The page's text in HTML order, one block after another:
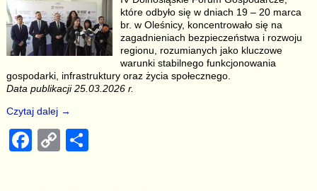
o
o
k
n
k
które odbyło się w dniach 19 – 20 marca
br. w Oleśnicy, koncentrowało się na
zagadnieniach bezpieczeństwa i rozwoju
regionu, rozumianych jako kluczowe
warunki stabilnego funkcjonowania
gospodarki, infrastruktury oraz życia społecznego.
Data publikacji 25.03.2026 r.
Czytaj dalej →
F
C